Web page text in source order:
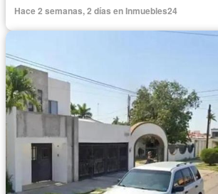
Hace 2 semanas, 2 días en Inmuebles24